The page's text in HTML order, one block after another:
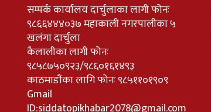
सम्पर्क कार्यालय दार्चुलाका लागी फोनः
९८६६४४४०३७ महाकाली नगरपालीका ५
खलंगा दार्चुला
कैलालीका लागी फोनः
९८५८७५०९२३/९८६०१६१४९३
काठमाडौंका लागि फोनः ९८५११०१९०९
Gmail
ID:siddatopikhabar2078@gmail.com